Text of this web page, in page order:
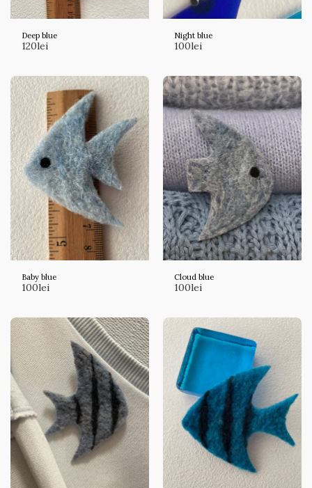
Deep blue
120lei
Night blue
100lei
Baby blue
100lei
Cloud blue
100lei